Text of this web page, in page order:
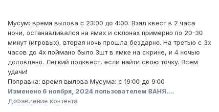
Мусум: время вылова с 23:00 до 4:00. Взял квест в 2 часа
ночи, останавливался на ямах и склонах примерно по 20-30
минут (игровых), вторая ночь прошла бездарно. На третью с 3х
часов до 4х поймано было 3шт в ямке на скрине, и 4 ночью
доловлено. Легкий подквест, если найти свою точку. Всем
удачи!
Поправка: время вылова Мусума: с 19:00 до 9:00
Изменено 6 ноября, 2024 пользователем ВАНЯ....
Добавление контента